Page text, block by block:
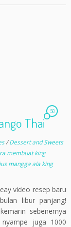
Thai
50
/Dessert and Sweets
membuat king
mangga ala king
video resep baru
libur panjang!
sebenernya
juga 1000